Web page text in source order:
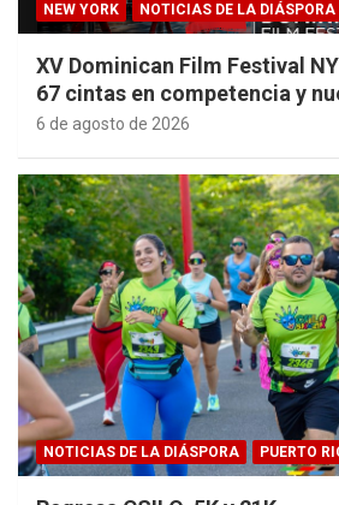
NEW YORK NOTICIAS DE LA DIÁSPORA
XV Dominican Film Festival
67 cintas en competencia y
6 de agosto de 2026
NOTICIAS DE LA DIÁSPORA PUERTO